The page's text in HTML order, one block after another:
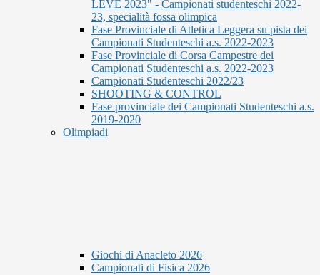
LEVE 2023" - Campionati studenteschi 2022-
23, specialità fossa olimpica
Fase Provinciale di Atletica Leggera su pista dei
Campionati Studenteschi a.s. 2022-2023
Fase Provinciale di Corsa Campestre dei
Campionati Studenteschi a.s. 2022-2023
Campionati Studenteschi 2022/23
SHOOTING & CONTROL
Fase provinciale dei Campionati Studenteschi a.s.
2019-2020
Olimpiadi
Giochi di Anacleto 2026
Campionati di Fisica 2026